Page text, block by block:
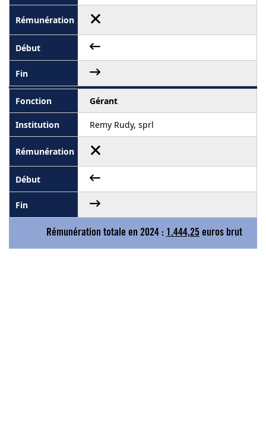
Gérant
Remy Rudy, sprl
Rémunération totale en 2024 : 1.444,25 euros brut